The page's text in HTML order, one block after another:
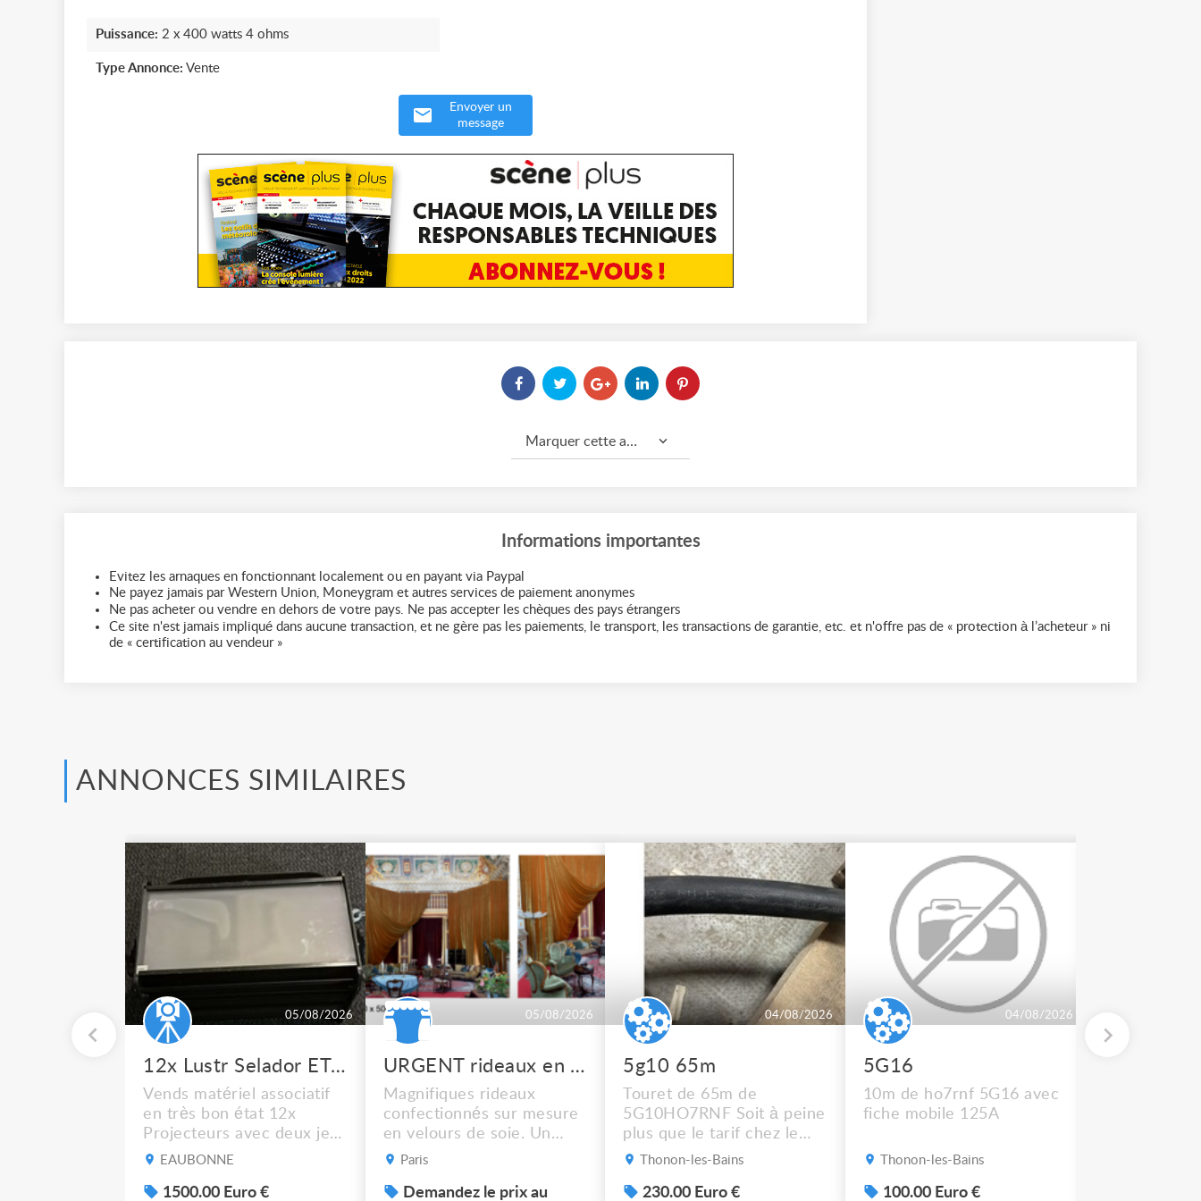
Puissance: 2 x 400 watts 4 ohms
Type Annonce: Vente
Envoyer un
message
Marquer cette annonce comme...
Informations importantes
Evitez les arnaques en fonctionnant localement ou en payant via Paypal
Ne payez jamais par Western Union, Moneygram et autres services de paiement anonymes
Ne pas acheter ou vendre en dehors de votre pays. Ne pas accepter les chèques des pays étrangers
Ce site n'est jamais impliqué dans aucune transaction, et ne gère pas les paiements, le transport, les transactions de garantie, etc. et n'offre pas de « protection à l’acheteur » ni
de « certification au vendeur »
ANNONCES SIMILAIRES
05/08/2026
12x Lustr Selador ETC Led 7x colors filtres
Vends matériel associatif
en très bon état 12x
Projecteurs avec deux jeux
de filtre filtre Lustr Selador
system – seven colour
EAUBONNE
1500.00 Euro €
05/08/2026
URGENT rideaux en velours de soie
Magnifiques rideaux
confectionnés sur mesure
en velours de soie. Un
cadre de scène rouge, un
Cf dossier en photos. À
Paris
Demandez le prix au
04/08/2026
5g10 65m
Touret de 65m de
5G10HO7RNF Soit à peine
plus que le tarif chez le
récupérateur Mais
sup sur demande ça ne
Thonon-les-Bains
230.00 Euro €
04/08/2026
5G16
10m de ho7rnf 5G16 avec
fiche mobile 125A
Thonon-les-Bains
100.00 Euro €